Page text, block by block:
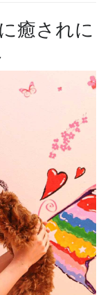
癒されに